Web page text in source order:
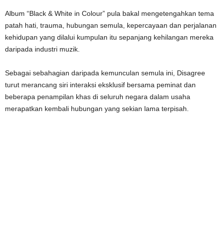
Album “Black & White in Colour” pula bakal mengetengahkan tema
patah hati, trauma, hubungan semula, kepercayaan dan perjalanan
kehidupan yang dilalui kumpulan itu sepanjang kehilangan mereka
daripada industri muzik.
Sebagai sebahagian daripada kemunculan semula ini, Disagree
turut merancang siri interaksi eksklusif bersama peminat dan
beberapa penampilan khas di seluruh negara dalam usaha
merapatkan kembali hubungan yang sekian lama terpisah.